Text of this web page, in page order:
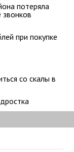
потеряла
при покупке
со скалы в